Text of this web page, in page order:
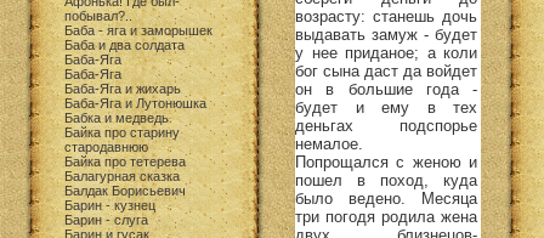
побывал?..
Баба - яга и заморышек
Баба и два солдата
Баба-Яга
Баба-Яга
Баба-Яга и жихарь
Баба-Яга и Лутонюшка
Бабка и медведь
Байка про старину
стародавнюю
Байка про тетерева
Балагурная сказка
Балдак Борисьевич
Барин - кузнец
Барин - слуга
Барин и гусак
возрасту: станешь дочь
выдавать замуж - будет
у нее приданое; а коли
бог сына даст да войдет
он в большие года -
будет и ему в тех
деньгах подспорье
немалое.
Попрощался с женою и
пошел в поход, куда
было ведено. Месяца
три погодя родила жена